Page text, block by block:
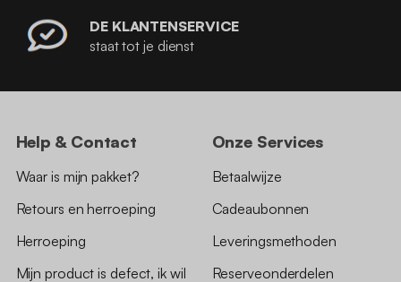
DE KLANTENSERVICE
staat tot je dienst
Help & Contact
Waar is mijn pakket?
Retours en herroeping
Herroeping
Mijn product is defect, ik wil
Onze Services
Betaalwijze
Cadeaubonnen
Leveringsmethoden
Reserveonderdelen